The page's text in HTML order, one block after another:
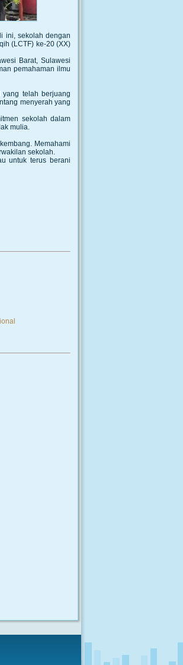
ini, sekolah dengan
(LCTF) ke-20 (XX)
Barat, Sulawesi
pemahaman ilmu
telah berjuang
menyerah yang
sekolah dalam
mulia.
Memahami
sekolah.
untuk terus berani